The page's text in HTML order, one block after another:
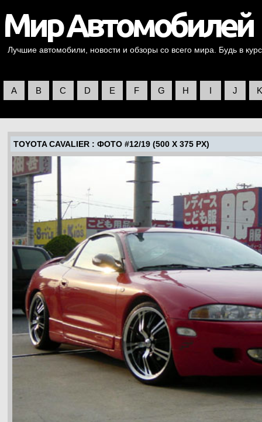
Лучшие автомобили, новости и обзоры со всего мира. Будь в
A B C D E F G H I J K
TOYOTA CAVALIER : ФОТО #12/19 (500 X 375 PX)